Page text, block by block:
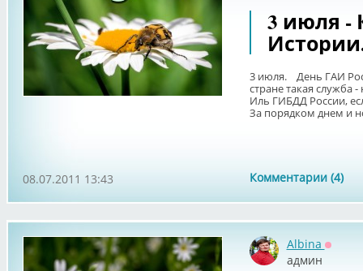
3 июля -
3 июля. День ГАИ
стране такая служба
Иль ГИБДД России,
За порядком днем и
Комментарии (4)
08.07.2011 13:43
Albina
админ